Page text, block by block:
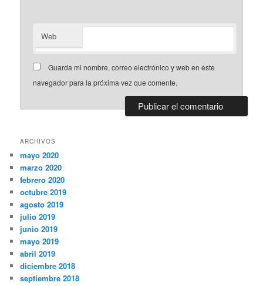
Web
Guarda mi nombre, correo electrónico y web en este
navegador para la próxima vez que comente.
ARCHIVOS
mayo 2020
marzo 2020
febrero 2020
octubre 2019
agosto 2019
julio 2019
junio 2019
mayo 2019
abril 2019
diciembre 2018
septiembre 2018